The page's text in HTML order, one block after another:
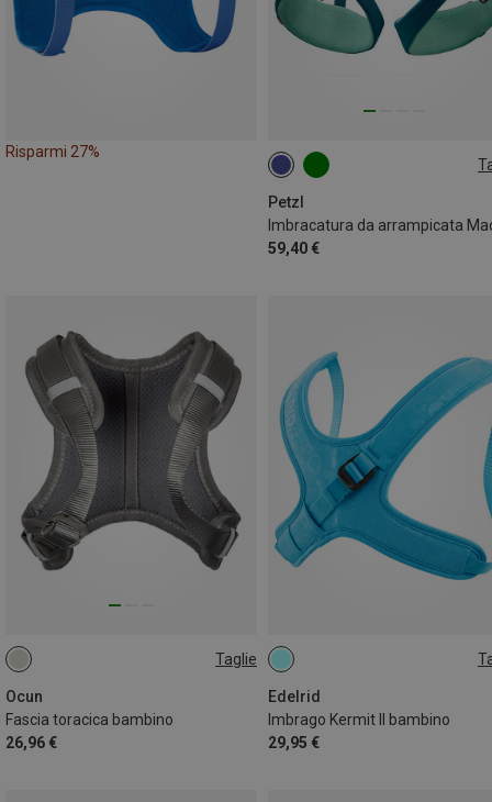
Risparmi 27%
Petzl
59,40 €
54-65CM
Taglie
Ocun
Fascia toracica bambino
26,96 €
ONE SIZE
Edelrid
Imbrago Kermit II bambino
29,95 €
50-65CM